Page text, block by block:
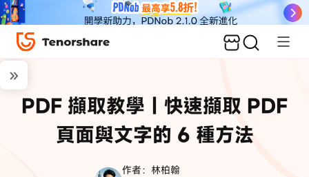
PDF 擷取教學｜快速擷取 PDF
頁面與文字的 6 種方法
作者：林柏翰